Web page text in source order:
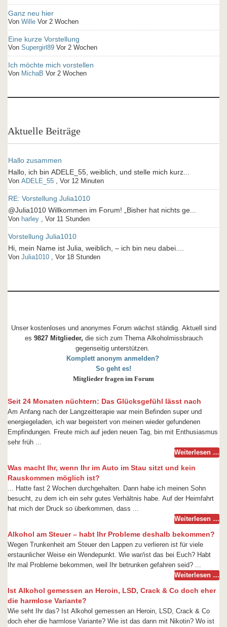
Ganz neu hier
Von Wille Vor 2 Wochen
Eine kurze Vorstellung
Von Supergirl89 Vor 2 Wochen
Ich möchte mich vorstellen
Von MichaB Vor 2 Wochen
Aktuelle Beiträge
Hallo zusammen
Hallo, ich bin ADELE_55, weiblich, und stelle mich kurz...
Von ADELE_55 , Vor 12 Minuten
RE: Vorstellung Julia1010
@Julia1010 Willkommen im Forum! „Bisher hat nichts ge...
Von harley , Vor 11 Stunden
Vorstellung Julia1010
Hi, mein Name ist Julia, weiblich, – ich bin neu dabei....
Von Julia1010 , Vor 18 Stunden
Unser kostenloses und anonymes Forum wächst ständig. Aktuell sind
es 9827 Mitglieder, die sich zum Thema Alkoholmissbrauch
gegenseitig unterstützen.
Komplett anonym anmelden?
So geht es!
Mitglieder fragen im Forum
Seit 24 Monaten nüchtern: Das Glücksgefühl lässt nach
Am Anfang nach der Langzeitterapie war mein Befinden super und
energiegeladen, ich war begeistert von meinen wieder gefundenen
Empfindungen. Freute mich auf jeden neuen Tag, bin mit Enthusiasmus
sehr früh ...
Weiterlesen …
Was macht Ihr, wenn Ihr im Auto im Stau sitzt und kein
Rauskommen möglich ist?
... Hatte fast 2 Wochen durchgehalten. Dann habe ich meinen Sohn
besucht, zu dem ich ein sehr gutes Verhältnis habe. Auf der Heimfahrt
hat mich der Druck so überkommen, dass ...
Weiterlesen …
Alkohol am Steuer – habt Ihr Probleme deshalb bekommen?
Wegen Trunkenheit am Steuer den Lappen zu verlieren ist für viele
erstaunlicher Weise ein Wendepunkt. Wie war/ist das bei Euch? Habt
Ihr mal Probleme bekommen, weil Ihr betrunken gefahren seid? ...
Weiterlesen …
Ist Alkohol gemessen an Heroin, LSD, Crack & Co doch eher
die harmlose Variante?
Wie seht Ihr das? Ist Alkohol gemessen an Heroin, LSD, Crack & Co
doch eher die harmlose Variante? Wie ist das dann mit Nikotin? Wo ist